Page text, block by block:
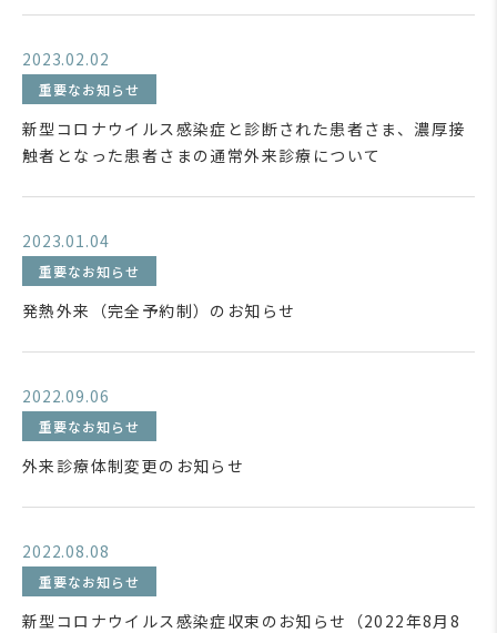
2023.02.02
重要なお知らせ
新型コロナウイルス感染症と診断された患者さま、濃厚接
触者となった患者さまの通常外来診療について
2023.01.04
重要なお知らせ
発熱外来（完全予約制）のお知らせ
2022.09.06
重要なお知らせ
外来診療体制変更のお知らせ
2022.08.08
重要なお知らせ
新型コロナウイルス感染症収束のお知らせ（2022年8月8